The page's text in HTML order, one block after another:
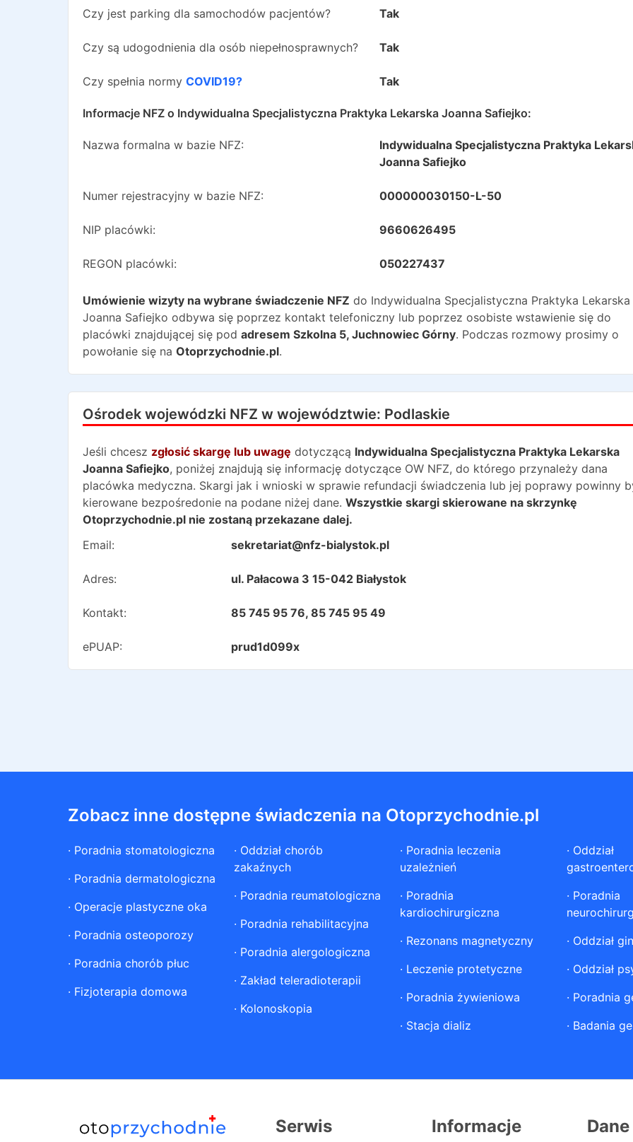
Czy jest parking dla samochodów pacjentów? Tak
Czy są udogodnienia dla osób niepełnosprawnych? Tak
Czy spełnia normy COVID19? Tak
Informacje NFZ o Indywidualna Specjalistyczna Praktyka Lekarska Joanna Safiejko:
Nazwa formalna w bazie NFZ:
Indywidualna Specjalistyczna Praktyka
Joanna Safiejko
Numer rejestracyjny w bazie NFZ: 000000030150-L-50
NIP placówki: 9660626495
REGON placówki: 050227437
Umówienie wizyty na wybrane świadczenie NFZ do Indywidualna Specjalistyczna Praktyka Lekarska
Joanna Safiejko odbywa się poprzez kontakt telefoniczny lub poprzez osobiste wstawienie się do
placówki znajdującej się pod adresem Szkolna 5, Juchnowiec Górny. Podczas rozmowy prosimy o
powołanie się na Otoprzychodnie.pl.
Ośrodek wojewódzki NFZ w województwie: Podlaskie
Jeśli chcesz zgłosić skargę lub uwagę dotyczącą Indywidualna Specjalistyczna Praktyka Lekarska
Joanna Safiejko, poniżej znajdują się informację dotyczące OW NFZ, do którego przynależy dana
placówka medyczna. Skargi jak i wnioski w sprawie refundacji świadczenia lub jej poprawy powinny
kierowane bezpośredonie na podane niżej dane. Wszystkie skargi skierowane na skrzynkę
Otoprzychodnie.pl nie zostaną przekazane dalej.
Email:
sekretariat@nfz-bialystok.pl
Adres: ul. Pałacowa 3 15-042 Białystok
Kontakt: 85 745 95 76, 85 745 95 49
ePUAP: prud1d099x
Zobacz inne dostępne świadczenia na Otoprzychodnie.pl
· Poradnia stomatologiczna
· Poradnia dermatologiczna
· Operacje plastyczne oka
· Poradnia osteoporozy
· Poradnia chorób płuc
· Fizjoterapia domowa
· Oddział chorób
zakaźnych
· Poradnia reumatologiczna
· Poradnia rehabilitacyjna
· Poradnia alergologiczna
· Zakład teleradioterapii
· Kolonoskopia
· Poradnia leczenia
uzależnień
· Poradnia
kardiochirurgiczna
· Rezonans magnetyczny
· Leczenie protetyczne
· Poradnia żywieniowa
· Stacja dializ
· Oddział
· Poradnia
· Oddział
· Oddział
· Poradnia
· Badania
Serwis Informacje Dane